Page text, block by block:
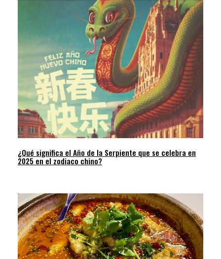
¿Qué significa el Año de la Serpiente que se celebra en
2025 en el zodiaco chino?